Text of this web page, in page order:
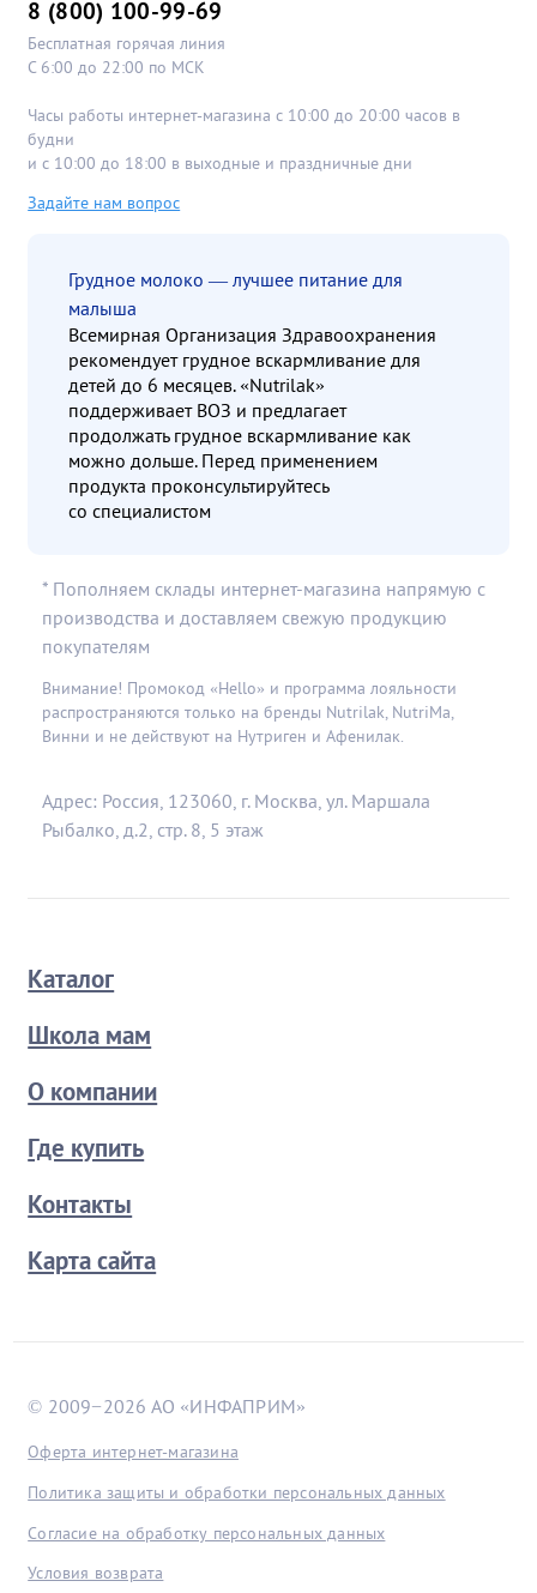
8 (800) 100-99-69
Бесплатная горячая линия
С 6:00 до 22:00 по МСК
Часы работы интернет-магазина с 10:00 до 20:00 часов в
будни
и с 10:00 до 18:00 в выходные и праздничные дни
Задайте нам вопрос
Грудное молоко — лучшее питание для
малыша
Всемирная Организация Здравоохранения
рекомендует грудное вскармливание для
детей до 6 месяцев. «Nutrilak»
поддерживает ВОЗ и предлагает
продолжать грудное вскармливание как
можно дольше. Перед применением
продукта проконсультируйтесь
со специалистом
* Пополняем склады интернет-магазина напрямую с
производства и доставляем свежую продукцию
покупателям
Внимание! Промокод «Hello» и программа лояльности
распространяются только на бренды Nutrilak, NutriMa,
Винни и не действуют на Нутриген и Афенилак.
Адрес: Россия, 123060, г. Москва, ул. Маршала
Рыбалко, д.2, стр. 8, 5 этаж
Каталог
Школа мам
О компании
Где купить
Контакты
Карта сайта
© 2009−2026 АО «ИНФАПРИМ»
Оферта интернет-магазина
Политика защиты и обработки персональных данных
Согласие на обработку персональных данных
Условия возврата